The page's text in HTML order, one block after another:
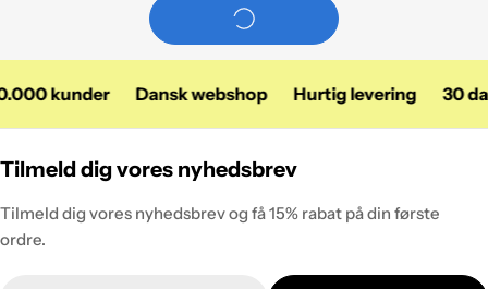
kunder Dansk webshop Hurtig levering 30
Tilmeld dig vores nyhedsbrev
Tilmeld dig vores nyhedsbrev og få 15% rabat på din første
ordre.